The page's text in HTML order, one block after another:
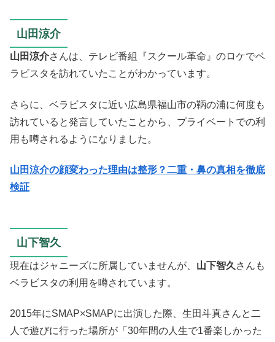
山田涼介
山田涼介さんは、テレビ番組『スクール革命』のロケでベ
ラビスタを訪れていたことがわかっています。
さらに、ベラビスタに近い広島県福山市の鞆の浦に何度も
訪れていると発言していたことから、プライベートでの利
用も噂されるようになりました。
山田涼介の顔変わった理由は整形？二重・鼻の真相を徹底
検証
山下智久
現在はジャニーズに所属していませんが、 山下智久 さんも
ベラビスタの利用を噂されています。
2015年にSMAP×SMAPに出演した際、生田斗真さんと二
人で遊びに行った場所が「30年間の人生で1番楽しかった